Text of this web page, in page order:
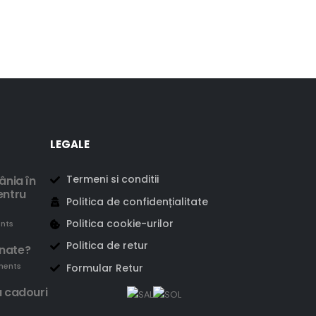
în
cadouri
LEGALE
Termeni si conditii
Politica de confidențialitate
Politica cookie-urilor
Politica de retur
Formular Retur